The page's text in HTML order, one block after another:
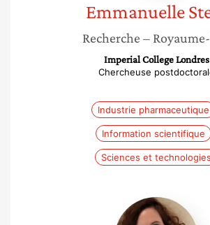
Emmanuelle
Recherche –
Imperial College Londres
Chercheuse
Industrie pharmaceutique
Information scientifique
Sciences et technologies
Ana
Cameirão